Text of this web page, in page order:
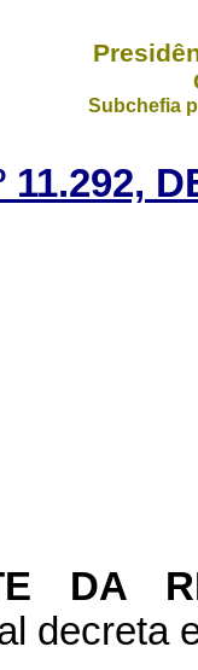
Subchefia
11.292,
DA
decreta